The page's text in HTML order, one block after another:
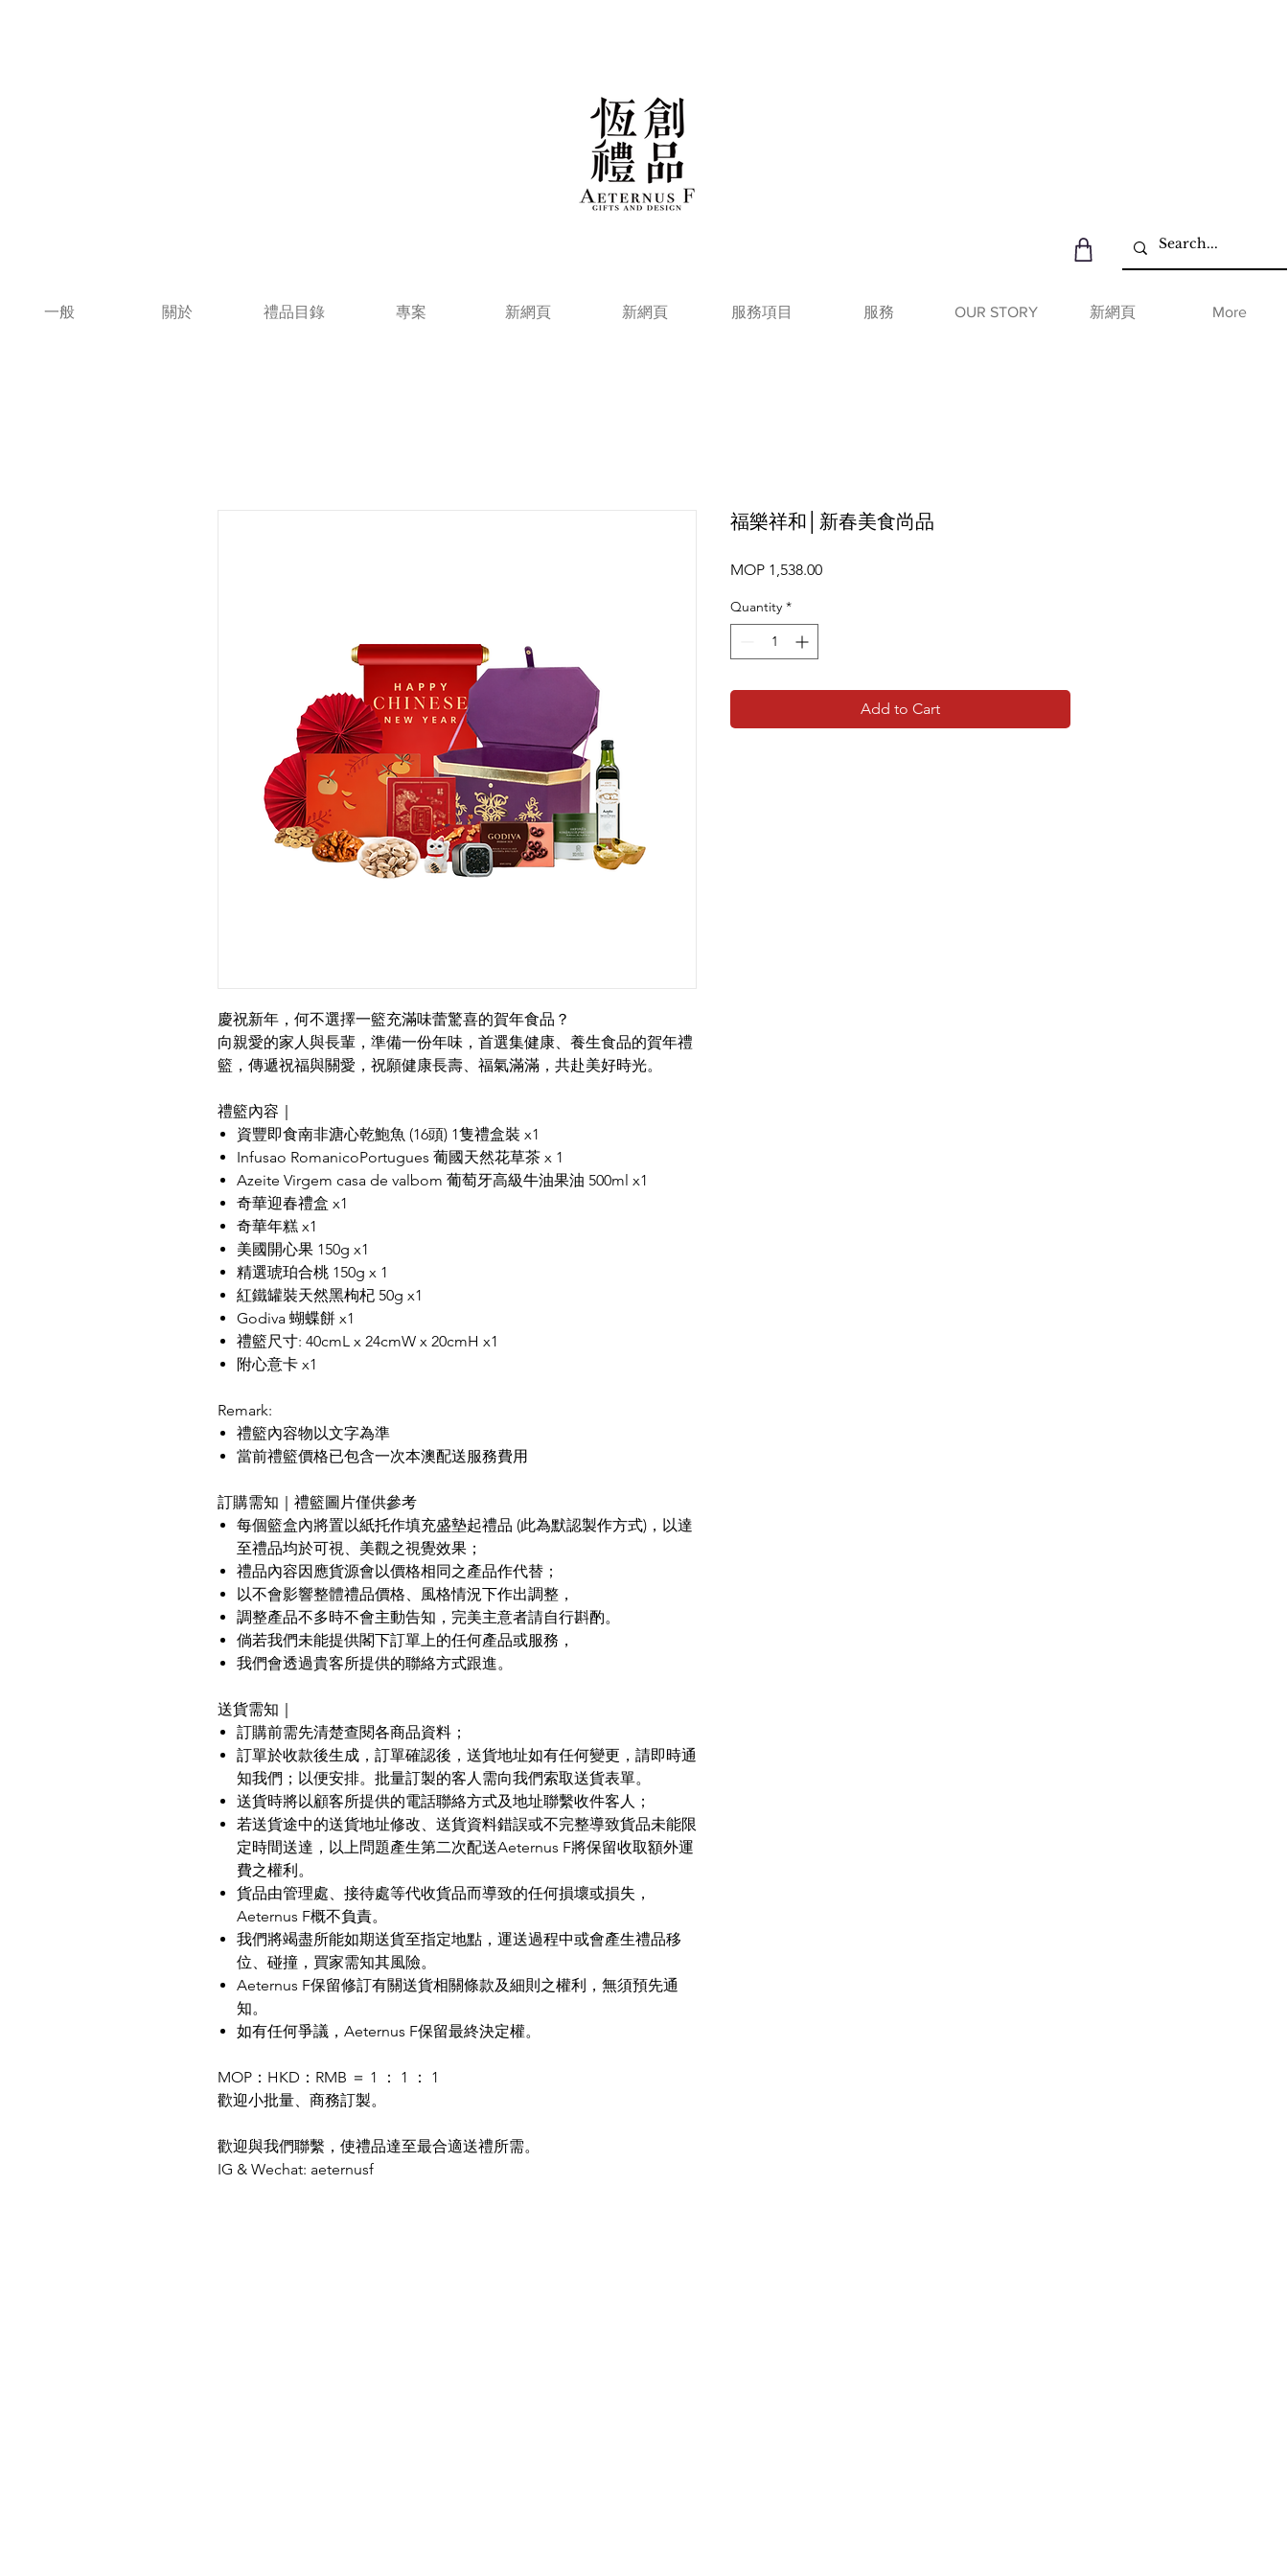
一般 關於 禮品目錄 專案 新網頁 新網頁 服務項目 服務 OUR STORY 新網頁 More
慶祝新年，何不選擇一籃充滿味蕾驚喜的賀年食品？
向親愛的家人與長輩，準備一份年味，首選集健康、養生食品的賀年禮
籃，傳遞祝福與關愛，祝願健康長壽、福氣滿滿，共赴美好時光。
禮籃內容｜
資豐即食南非溏心乾鮑魚 (16頭) 1隻禮盒裝 x1
Infusao RomanicoPortugues 葡國天然花草茶 x 1
Azeite Virgem casa de valbom 葡萄牙高級牛油果油 500ml x1
奇華迎春禮盒 x1
奇華年糕 x1
美國開心果 150g x1
精選琥珀合桃 150g x 1
紅鐵罐裝天然黑枸杞 50g x1
Godiva 蝴蝶餅 x1
禮籃尺寸: 40cmL x 24cmW x 20cmH x1
附心意卡 x1
Remark:
禮籃內容物以文字為準
當前禮籃價格已包含一次本澳配送服務費用
訂購需知｜禮籃圖片僅供參考
每個籃盒內將置以紙托作填充盛墊起禮品 (此為默認製作方式) ，以達
至禮品均於可視、美觀之視覺效果；
禮品內容因應貨源會以價格相同之產品作代替；
以不會影響整體禮品價格、風格情況下作出調整，
調整產品不多時不會主動告知，完美主意者請自行斟酌。
倘若我們未能提供閣下訂單上的任何產品或服務，
我們會透過貴客所提供的聯絡方式跟進。
送貨需知｜
訂購前需先清楚查閱各商品資料；
訂單於收款後生成，訂單確認後，送貨地址如有任何變更，請即時通
知我們；以便安排。批量訂製的客人需向我們索取送貨表單。
送貨時將以顧客所提供的電話聯絡方式及地址聯繫收件客人；
若送貨途中的送貨地址修改、送貨資料錯誤或不完整導致貨品未能限
定時間送達，以上問題產生第二次配送Aeternus F將保留收取額外運
費之權利。
貨品由管理處、接待處等代收貨品而導致的任何損壞或損失，
Aeternus F概不負責。
我們將竭盡所能如期送貨至指定地點，運送過程中或會產生禮品移
位、碰撞，買家需知其風險。
Aeternus F保留修訂有關送貨相關條款及細則之權利，無須預先通
知。
如有任何爭議， Aeternus F保留最終決定權。
MOP ： HKD ： RMB ＝ 1 ： 1 ：
1
歡迎小批量、商務訂製。
歡迎與我們聯繫，使禮品達至最合適送禮所需。
IG & Wechat: aeternusf
福樂祥和│新春美食尚品
MOP 1,538.00Price
Quantity *
Add to Cart